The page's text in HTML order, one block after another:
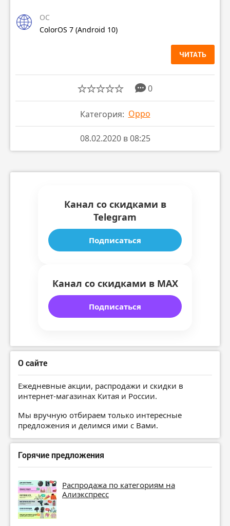
ОС
ColorOS 7 (Android 10)
ЧИТАТЬ
0
Категория: Oppo
08.02.2020 в 08:25
Канал со скидками в
Telegram
Подписаться
Канал со скидками в MAX
Подписаться
О сайте
Ежедневные акции, распродажи и скидки в
интернет-магазинах Китая и России.
Мы вручную отбираем только интересные
предложения и делимся ими с Вами.
Горячие предложения
Распродажа по категориям на
Алиэкспресс